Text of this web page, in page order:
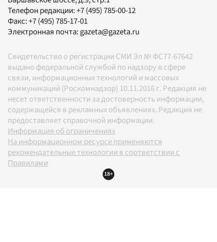
Телефон редакции:+7 (495) 785-00-12
Факс:+7 (495) 785-17-01
Электронная почта:gazeta@gazeta.ru
Свидетельство о регистрации СМИ Эл № ФС77-67642
выдано федеральной службой по надзору в сфере
связи, информационных технологий и массовых
коммуникаций (Роскомнадзор) 10.11.2016 г. Редакция не
несет ответственности за достоверность информации,
содержащейся в рекламных объявлениях. Редакция не
предоставляет справочной информации.
Информация об ограничениях
На информационном ресурсе применяются
рекомендательные технологии в соответствии с
Правилами
18+